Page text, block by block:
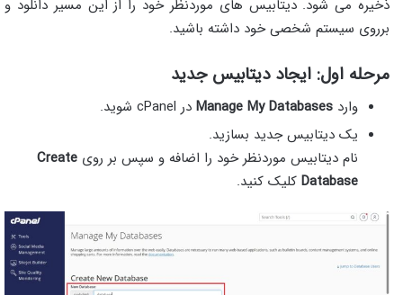
ذخیره می شود. دیتابیس های موردنظر خود را از این مسیر دانلود و
برروی سیستم شخصی خود داشته باشید.
مرحله اول: ایجاد دیتابیس جدید
وارد Manage My Databases در cPanel شوید.
یک دیتابیس جدید بسازید.
نام دیتابیس موردنظر خود را اضافه و سپس بر روی Create
Database کلیک کنید.